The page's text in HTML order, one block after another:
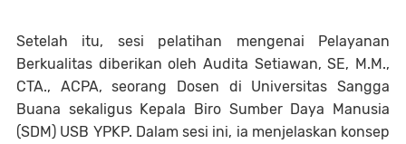
Setelah itu, sesi pelatihan mengenai Pelayanan
Berkualitas diberikan oleh Audita Setiawan, SE, M.M.,
CTA., ACPA, seorang Dosen di Universitas Sangga
Buana sekaligus Kepala Biro Sumber Daya Manusia
(SDM) USB YPKP. Dalam sesi ini, ia menjelaskan konsep